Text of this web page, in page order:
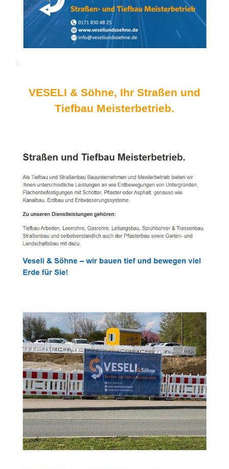
VESELI & Söhne, Ihr Straßen und
Tiefbau Meisterbetrieb.